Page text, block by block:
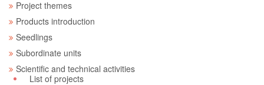
Project themes
Products introduction
Seedlings
Subordinate units
Scientific and technical activities
List of projects